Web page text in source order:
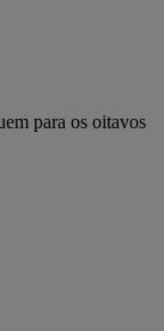
para os oitavos